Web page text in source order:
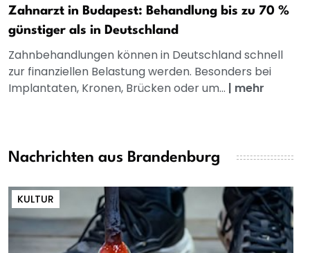
Zahnarzt in Budapest: Behandlung bis zu 70 %
günstiger als in Deutschland
Zahnbehandlungen können in Deutschland schnell
zur finanziellen Belastung werden. Besonders bei
Implantaten, Kronen, Brücken oder um... | mehr
Nachrichten aus Brandenburg
KULTUR